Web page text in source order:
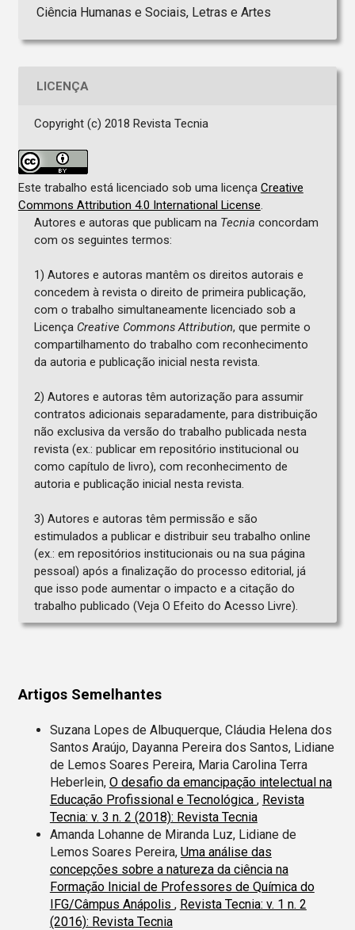
Ciência Humanas e Sociais, Letras e Artes
LICENÇA
Copyright (c) 2018 Revista Tecnia
Este trabalho está licenciado sob uma licença Creative
Commons Attribution 4.0 International License.
Autores e autoras que publicam na Tecnia concordam
com os seguintes termos:
1) Autores e autoras mantêm os direitos autorais e
concedem à revista o direito de primeira publicação,
com o trabalho simultaneamente licenciado sob a
Licença Creative Commons Attribution, que permite o
compartilhamento do trabalho com reconhecimento
da autoria e publicação inicial nesta revista.
2) Autores e autoras têm autorização para assumir
contratos adicionais separadamente, para distribuição
não exclusiva da versão do trabalho publicada nesta
revista (ex.: publicar em repositório institucional ou
como capítulo de livro), com reconhecimento de
autoria e publicação inicial nesta revista.
3) Autores e autoras têm permissão e são
estimulados a publicar e distribuir seu trabalho online
(ex.: em repositórios institucionais ou na sua página
pessoal) após a finalização do processo editorial, já
que isso pode aumentar o impacto e a citação do
trabalho publicado (Veja O Efeito do Acesso Livre).
Artigos Semelhantes
Suzana Lopes de Albuquerque, Cláudia Helena dos
Santos Araújo, Dayanna Pereira dos Santos, Lidiane
de Lemos Soares Pereira, Maria Carolina Terra
Heberlein, O desafio da emancipação intelectual na
Educação Profissional e Tecnológica , Revista
Tecnia: v. 3 n. 2 (2018): Revista Tecnia
Amanda Lohanne de Miranda Luz, Lidiane de
Lemos Soares Pereira, Uma análise das
concepções sobre a natureza da ciência na
Formação Inicial de Professores de Química do
IFG/Câmpus Anápolis , Revista Tecnia: v. 1 n. 2
(2016): Revista Tecnia